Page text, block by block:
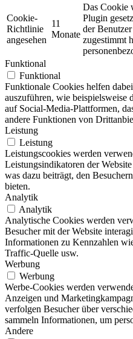
Cookie-
Richtlinie
angesehen
11
Monate
Das Cookie
Plugin
der
zugestimmt
Funktional
Funktional
Funktionale Cookies helfen
auszuführen, wie beispielsweise
auf Social-Media-Plattformen,
andere Funktionen von
Leistung
Leistung
Leistungscookies werden
Leistungsindikatoren der
was dazu beiträgt, den
bieten.
Analytik
Analytik
Analytische Cookies werden
Besucher mit der Website
Informationen zu Kennzahlen
Traffic-Quelle usw.
Werbung
Werbung
Werbe-Cookies werden
Anzeigen und
verfolgen Besucher über
sammeln Informationen, um
Andere